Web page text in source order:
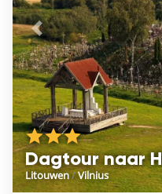
Dagtour naar
Litouwen/Vilnius
Vorige